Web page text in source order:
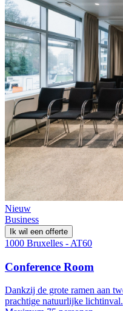
Nieuw
Business
Ik wil een offerte
1000 Bruxelles - AT60
Conference Room
Dankzij de grote ramen aan
prachtige natuurlijke lichtinval.